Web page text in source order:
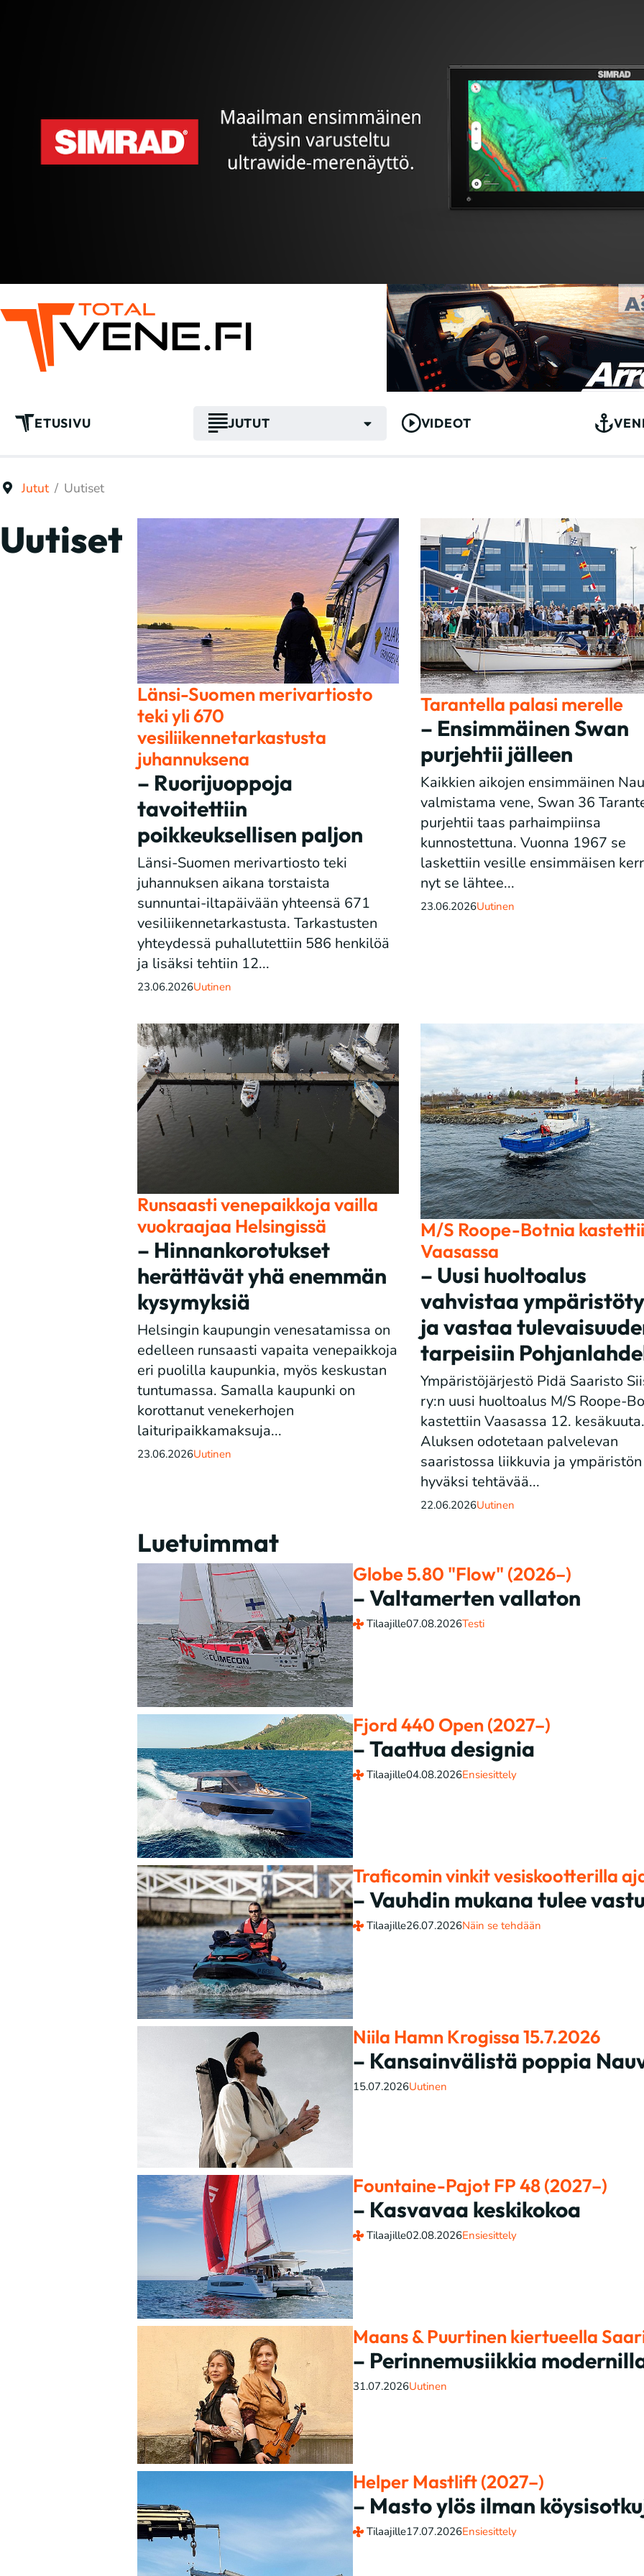
ETUSIVU JUTUT VIDEOT
Jutut Uutiset
Uutiset
Länsi-Suomen merivartiosto
teki yli 670
vesiliikennetarkastusta
juhannuksena
– Ruorijuoppoja
tavoitettiin
poikkeuksellisen paljon
Länsi-Suomen merivartiosto teki
juhannuksen aikana torstaista
sunnuntai-iltapäivään yhteensä 671
vesiliikennetarkastusta. Tarkastusten
yhteydessä puhallutettiin 586 henkilöä
ja lisäksi tehtiin 12...
23.06.2026Uutinen
Tarantella palasi merelle
– Ensimmäinen Swan
purjehtii jälleen
Kaikkien aikojen ensimmäinen
valmistama vene, Swan 36
purjehtii taas parhaimpiinsa
kunnostettuna. Vuonna 1967 se
laskettiin vesille ensimmäisen
nyt se lähtee...
23.06.2026Uutinen
Runsaasti venepaikkoja vailla
vuokraajaa Helsingissä
– Hinnankorotukset
herättävät yhä enemmän
kysymyksiä
Helsingin kaupungin venesatamissa on
edelleen runsaasti vapaita venepaikkoja
eri puolilla kaupunkia, myös keskustan
tuntumassa. Samalla kaupunki on
korottanut venekerhojen
laituripaikkamaksuja...
23.06.2026Uutinen
M/S Roope-Botnia
Vaasassa
– Uusi huoltoalus
vahvistaa
ja vastaa
tarpeisiin
Ympäristöjärjestö Pidä Saaristo
ry:n uusi huoltoalus M/S Roope-
kastettiin Vaasassa 12. kesäkuuta.
Aluksen odotetaan palvelevan
saaristossa liikkuvia ja ympäristön
hyväksi tehtävää...
22.06.2026Uutinen
Luetuimmat
Globe 5.80 "Flow" (2026–)
– Valtamerten vallaton
Tilaajille07.08.2026Testi
Fjord 440 Open (2027–)
– Taattua designia
Tilaajille04.08.2026Ensiesittely
Traficomin vinkit vesiskootterilla
– Vauhdin mukana tulee
Tilaajille26.07.2026Näin se tehdään
Niila Hamn Krogissa 15.7.2026
– Kansainvälistä poppia
15.07.2026Uutinen
Fountaine-Pajot FP 48 (2027–)
– Kasvavaa keskikokoa
Tilaajille02.08.2026Ensiesittely
Maans & Puurtinen kiertueella
– Perinnemusiikkia
31.07.2026Uutinen
Helper Mastlift (2027–)
– Masto ylös ilman
Tilaajille17.07.2026Ensiesittely